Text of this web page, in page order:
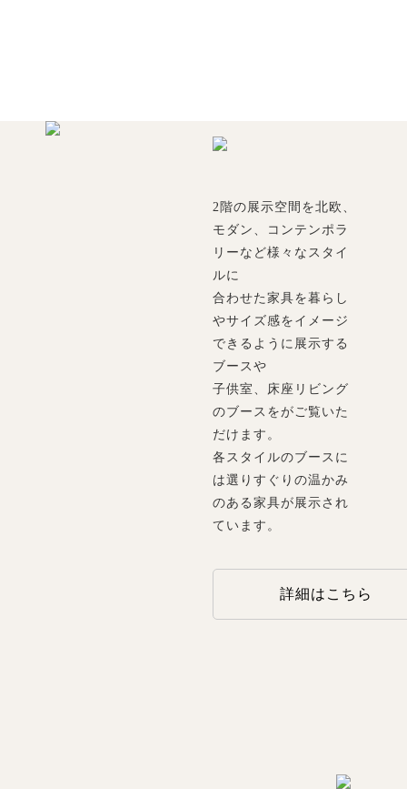
2階の展示空間を北欧、
モダン、コンテンポラ
リーなど様々なスタイ
ルに
合わせた家具を暮らし
やサイズ感をイメージ
できるように展示する
ブースや
子供室、床座リビング
のブースをがご覧いた
だけます。
各スタイルのブースに
は選りすぐりの温かみ
のある家具が展示され
ています。
詳細はこちら